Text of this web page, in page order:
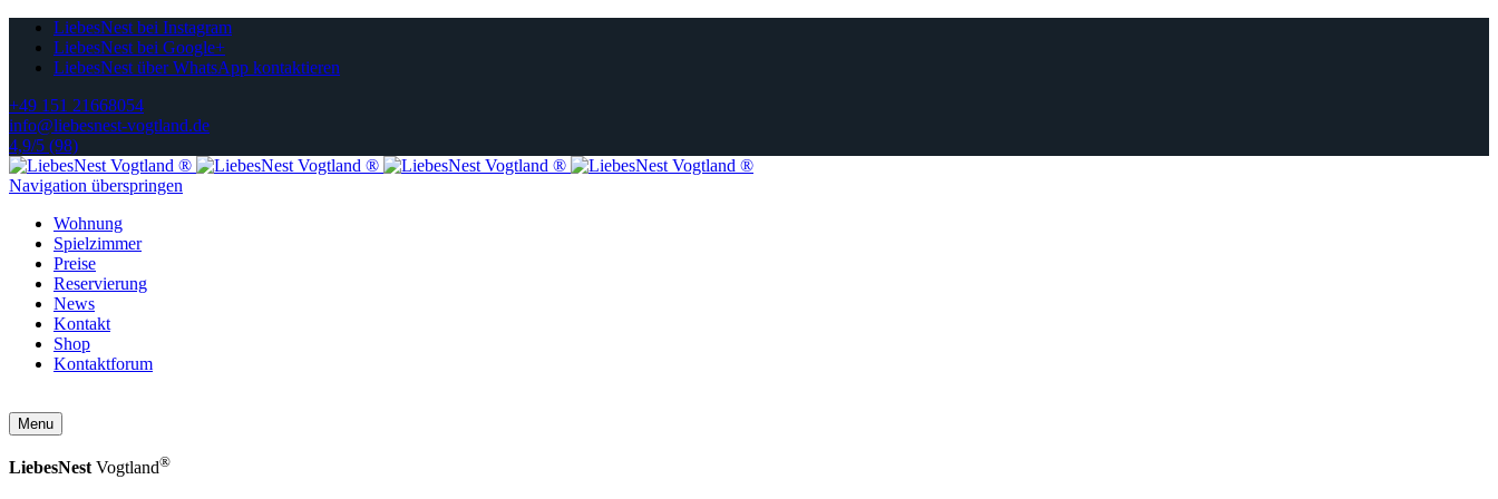
LiebesNest bei Instagram
LiebesNest bei Google+
LiebesNest über WhatsApp kontaktieren
+49 151 21668054
info@liebesnest-vogtland.de
4,9/5 (98)
Navigation überspringen
Wohnung
Spielzimmer
Preise
Reservierung
News
Kontakt
Shop
Kontaktforum
Menu
LiebesNest Vogtland®